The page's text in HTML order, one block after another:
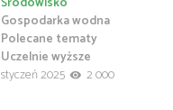
Gospodarka wodna
Polecane tematy
Uczelnie wyższe
styczeń 2025
2 000